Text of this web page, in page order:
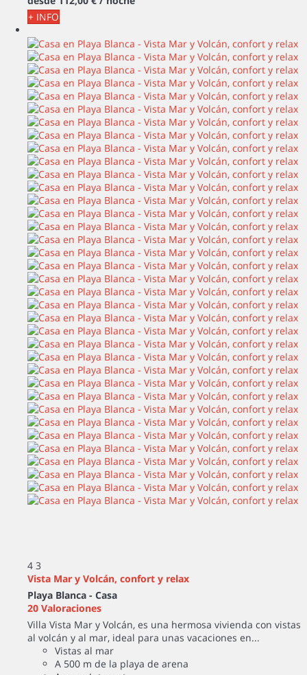
+ INFO
4 3
Vista Mar y Volcán, confort y relax
Playa Blanca - Casa
20 Valoraciones
Villa Vista Mar y Volcán, es una hermosa vivienda con vistas
al volcán y al mar, ideal para unas vacaciones en...
Vistas al mar
A 500 m de la playa de arena